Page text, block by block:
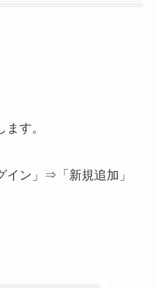
す。
イン」⇒「新規追加」